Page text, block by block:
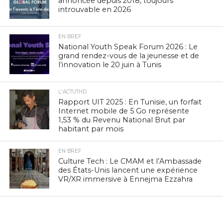
introuvable en 2026
EN BREF
National Youth Speak Forum 2026 : Le
grand rendez-vous de la jeunesse et de
l’innovation le 20 juin à Tunis
L'ACTUTHD
Rapport UIT 2025 : En Tunisie, un forfait
Internet mobile de 5 Go représente
1,53 % du Revenu National Brut par
habitant par mois
EN BREF
Culture Tech : Le CMAM et l’Ambassade
des États-Unis lancent une expérience
VR/XR immersive à Ennejma Ezzahra